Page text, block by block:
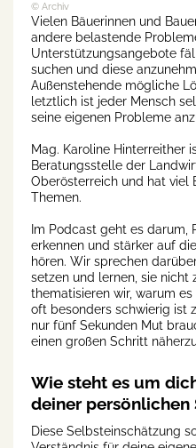
© Archiv
Vielen Bäuerinnen und
andere belastende
Unterstützungsangebote
suchen und diese
Außenstehende mögliche
letztlich ist jeder Mensch
seine eigenen Probleme
Mag. Karoline Hinterreither
Beratungsstelle der
Oberösterreich und hat viel
Themen.
Im Podcast geht es darum,
erkennen und stärker auf
hören. Wir sprechen
setzen und lernen, sie nicht
thematisieren wir, warum
oft besonders schwierig ist
nur fünf Sekunden Mut
einen großen Schritt
Wie steht es um
deiner persönlichen
Diese Selbsteinschätzung